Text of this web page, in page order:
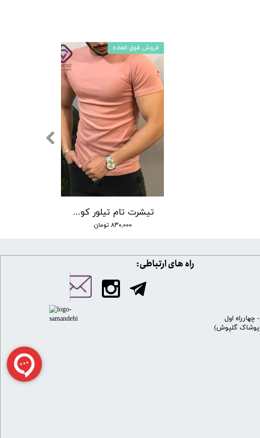
تیشرت تام تیلور کوتاه کد 20
۸۳۰,۰۰۰ تومان
فروش فوق العاده
​آدرس فروشگاه: قم - بلوار شهید محلاتی - کوچه 1 - چهارراه اول
​​راه های ارتباطی: